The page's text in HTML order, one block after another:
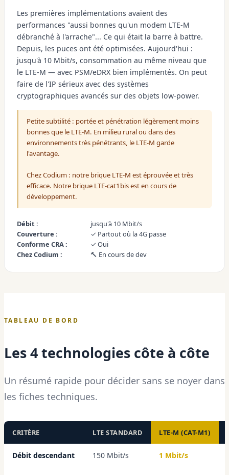
Les premières implémentations avaient des
performances "aussi bonnes qu'un modem LTE-M
débranché à l'arrache"... Ce qui était la barre à battre.
Depuis, les puces ont été optimisées. Aujourd'hui :
jusqu'à 10 Mbit/s, consommation au même niveau que
le LTE-M — avec PSM/eDRX bien implémentés. On peut
faire de l'IP sérieux avec des systèmes
cryptographiques avancés sur des objets low-power.
Petite subtilité : portée et pénétration légèrement moins
bonnes que le LTE-M. En milieu rural ou dans des
environnements très pénétrants, le LTE-M garde
l'avantage.
Chez Codium : notre brique LTE-M est éprouvée et très
efficace. Notre brique LTE-cat1bis est en cours de
développement.
Débit :
jusqu'à 10 Mbit/s
Couverture :
✓ Partout où la 4G passe
Conforme CRA :
✓ Oui
Chez Codium :
🔨 En cours de dev
TABLEAU DE BORD
Les 4 technologies côte à côte
Un résumé rapide pour décider sans se noyer dans
les fiches techniques.
CRITÈRE LTE STANDARD LTE-M (CAT-M1)
Débit descendant 150 Mbit/s 1 Mbit/s